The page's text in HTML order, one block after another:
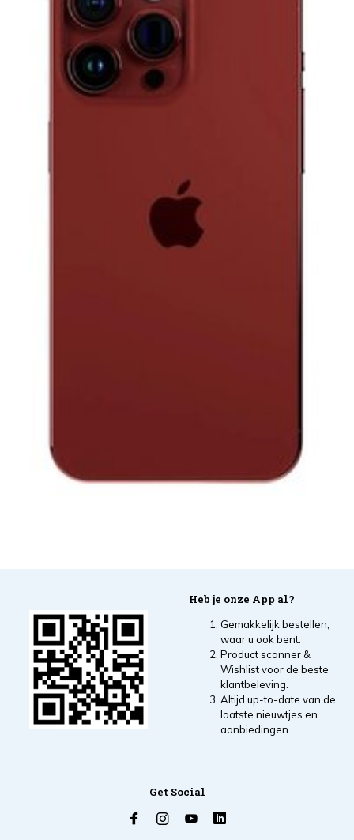
Heb je onze App al?
Gemakkelijk bestellen,
waar u ook bent.
Product scanner &
Wishlist voor de beste
klantbeleving.
Altijd up-to-date van de
laatste nieuwtjes en
aanbiedingen
Get Social